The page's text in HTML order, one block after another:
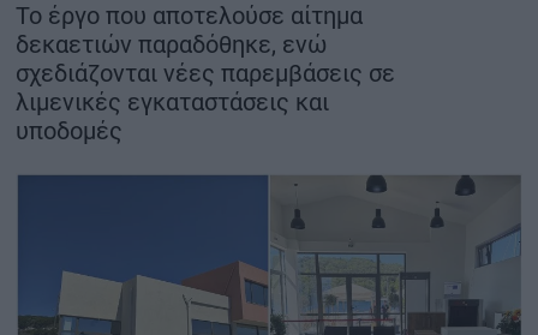
ΜΕΤΑΦΟΡΕΣ - ΗΛΕΚΤΡΟΚΙΝΗΣΗ
ΨΗΦΙΑΚΟΣ ΚΟΣΜΟΣ
ΟΙΚΟΝΟΜΙΑ - ΕΠΙΧΕΙΡΗΣΕΙΣ
ΚΑΡΑΜΠΟΛΕΣ
Το έργο που αποτελούσε αίτημα
δεκαετιών παραδόθηκε, ενώ
σχεδιάζονται νέες παρεμβάσεις σε
λιμενικές εγκαταστάσεις και
υποδομές